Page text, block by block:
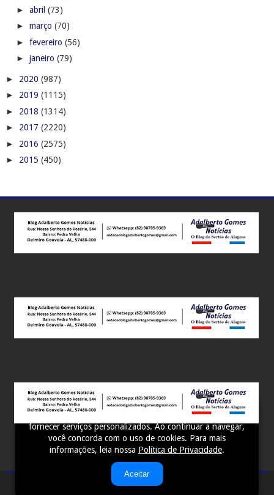
Este site utiliza cookies para melhorar sua experiência e
fornecer serviços personalizados. Ao continuar a navegar,
você concorda com o uso de cookies. Para mais
informações, leia nossa Política de Privacidade.
Aceitar
► abril (73)
► março (70)
► fevereiro (56)
► janeiro (79)
► 2020 (987)
► 2019 (1115)
► 2018 (1314)
► 2017 (2220)
► 2016 (2575)
► 2015 (450)